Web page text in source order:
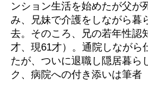
ンション生活を始めたが父が
み、兄妹で介護をしながら暮
去。そのころ、兄の若年性認
才、現61才）。通院しながら
たが、ついに退職し隠居暮ら
ク、病院への付き添いは筆者